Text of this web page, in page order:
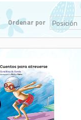
Ordenar por